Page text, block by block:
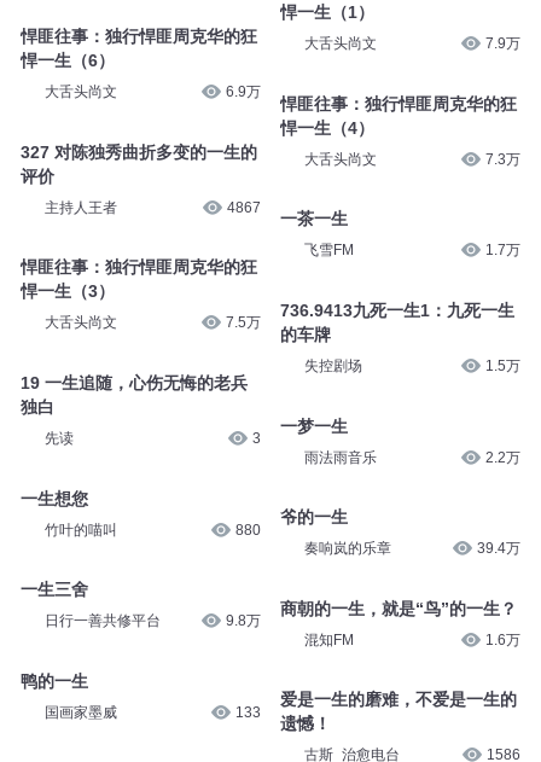
悍匪往事：独行悍匪周克华的狂
悍一生（6）
大舌头尚文 6.9万
327 对陈独秀曲折多变的一生的
评价
主持人王者 4867
悍匪往事：独行悍匪周克华的狂
悍一生（3）
大舌头尚文 7.5万
19 一生追随，心伤无悔的老兵
独白
先读 3
一生想您
竹叶的喵叫 880
一生三舍
日行一善共修平台 9.8万
鸭的一生
国画家墨威 133
悍一生（1）
大舌头尚文 7.9万
悍匪往事：独行悍匪周克华的狂
悍一生（4）
大舌头尚文 7.3万
一茶一生
飞雪FM 1.7万
736.9413九死一生1：九死一生
的车牌
失控剧场 1.5万
一梦一生
雨法雨音乐 2.2万
爷的一生
奏响岚的乐章 39.4万
商朝的一生，就是“鸟”的一生？
混知FM 1.6万
爱是一生的磨难，不爱是一生的
遗憾！
古斯_治愈电台 1586